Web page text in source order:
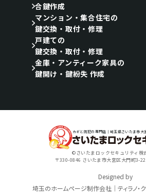
合鍵作成
マンション・集合住宅の
鍵交換・取付・修理
戸建ての
鍵交換・取付・修理
金庫・アンティーク家具の
鍵開け・鍵紛失 作成
カギと防犯の専門店｜埼玉県さいたま市大
©さいたまロックセキュリティ株
〒330-0846 さいたま市大宮区大門町3-
Designed by
埼玉のホームページ制作会社｜ティラノ・ク